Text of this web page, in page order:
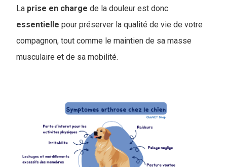
La prise en charge de la douleur est donc
essentielle pour préserver la qualité de vie de votre
compagnon, tout comme le maintien de sa masse
musculaire et de sa mobilité.